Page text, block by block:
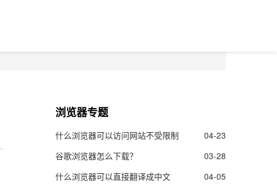
浏览器专题
什么浏览器可以访问网站不受限制
04-23
谷歌浏览器怎么下载？
03-28
什么浏览器可以直接翻译成中文
04-05